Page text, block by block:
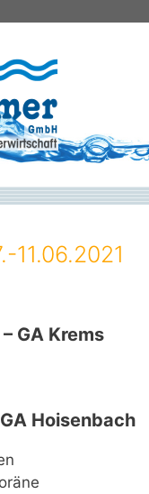
11.06.2021
GA Krems
Hoisenbach